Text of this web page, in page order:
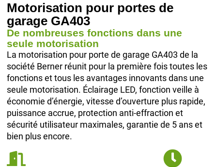
Motorisation pour portes de
garage GA403
De nombreuses fonctions dans une
seule motorisation
La motorisation pour porte de garage GA403 de la
société Berner réunit pour la première fois toutes les
fonctions et tous les avantages innovants dans une
seule motorisation. Éclairage LED, fonction veille à
économie d’énergie, vitesse d’ouverture plus rapide,
puissance accrue, protection anti-effraction et
sécurité utilisateur maximales, garantie de 5 ans et
bien plus encore.